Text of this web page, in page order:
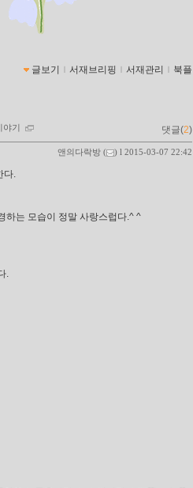
글보기 서재브리핑 서재관리 북플
기 댓글(2)
앤의다락방 ( ) l 2015-03-07 22:42
다.
하는 모습이 정말 사랑스럽다.^ ^
.